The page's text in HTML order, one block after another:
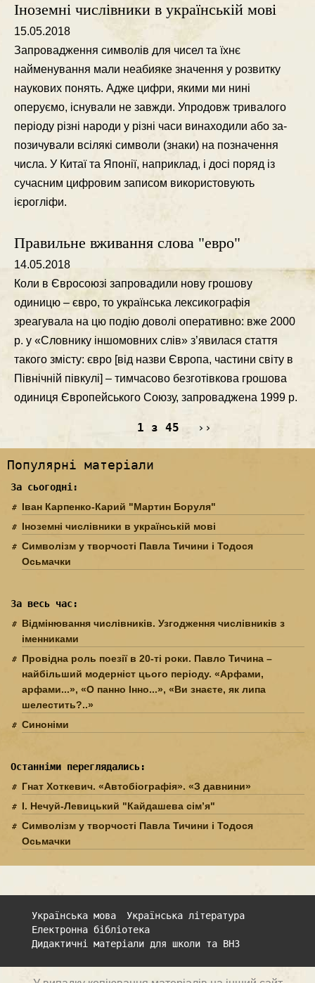
Іноземні числівники в українській мові
15.05.2018
Запровадження символiв для чисел та їхнє
найменування мали неабияке значення у розвитку
наукових понять. Адже цифри, якими ми нинi
оперуємо, iснували не завжди. Упродовж тривалого
перiоду рiзнi народи у рiзнi часи винаходили або за-
позичували всiлякi символи (знаки) на позначення
числа. У Китаї та Японiї, наприклад, i досi поряд iз
сучасним цифровим записом використовують
iєроглiфи.
Правильне вживання слова "евро"
14.05.2018
Коли в Євросоюзi запровадили нову грошову
одиницю – євро, то українська лексикографiя
зреагувала на цю подiю доволi оперативно: вже 2000
р. у «Словнику iншомовних слiв» з’явилася стаття
такого змiсту: євро [вiд назви Європа, частини свiту в
Пiвнiчнiй пiвкулi] – тимчасово безготiвкова грошова
одиниця Європейського Союзу, запроваджена 1999 р.
1 з 45 ››
Популярні матеріали
За сьогодні:
Іван Карпенко-Карий "Мартин Боруля"
Іноземні числівники в українській мові
Символізм у творчості Павла Тичини і Тодося
Осьмачки
За весь час:
Відмінювання числівників. Узгодження числівників з
іменниками
Провідна роль поезії в 20-ті роки. Павло Тичина –
найбільший модерніст цього періоду. «Арфами,
арфами...», «О панно Інно...», «Ви знаєте, як липа
шелестить?..»
Синоніми
Останніми переглядались:
Гнат Хоткевич. «Автобіог­рафія». «З давнини»
І. Нечуй-Левицький "Кайдашева сім’я"
Символізм у творчості Павла Тичини і Тодося
Осьмачки
Українська мова
Українська література
Електронна бібліотека
Дидактичні матеріали для школи та ВНЗ